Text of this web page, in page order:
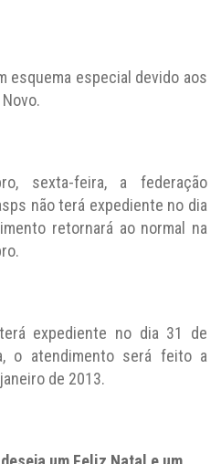
esquema especial devido aos
sexta-feira, a federação
não terá expediente no dia
retornará ao normal na
expediente no dia 31 de
o atendimento será feito a
de 2013.